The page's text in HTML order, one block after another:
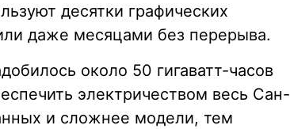
десятки графических
даже месяцами без перерыва.
около 50 гигаватт-часов
электричеством весь Сан-
и сложнее модели, тем